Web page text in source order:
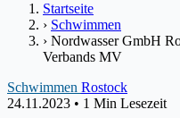
Startseite
› Schwimmen
› Nordwasser GmbH
Verbands MV
Schwimmen Rostock
24.11.2023 • 1 Min Lesezeit